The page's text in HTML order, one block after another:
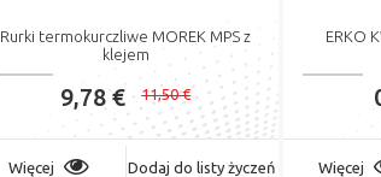
Rurki termokurczliwe MOREK MPS z
klejem
9,78 € 11,50 €
Więcej Dodaj do listy życzeń
ERKO
Więcej